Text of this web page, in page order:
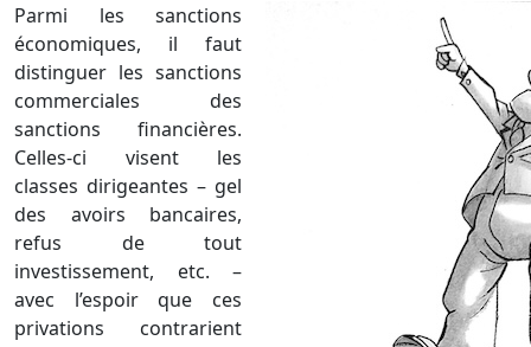
Parmi les sanctions
économiques, il faut
distinguer les sanctions
commerciales des
sanctions financières.
Celles-ci visent les
classes dirigeantes – gel
des avoirs bancaires,
refus de tout
investissement, etc. –
avec l’espoir que ces
privations contrarient